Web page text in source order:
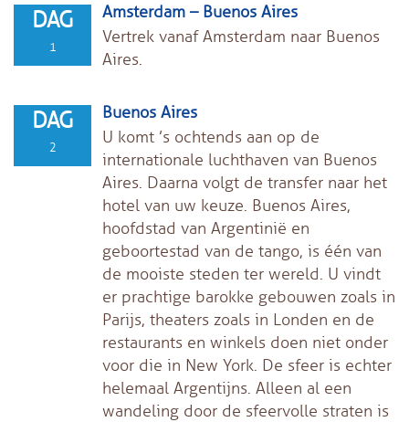
DAG
1
Amsterdam – Buenos Aires
Vertrek vanaf Amsterdam naar Buenos
Aires.
DAG
2
Buenos Aires
U komt ’s ochtends aan op de
internationale luchthaven van Buenos
Aires. Daarna volgt de transfer naar het
hotel van uw keuze. Buenos Aires,
hoofdstad van Argentinië en
geboortestad van de tango, is één van
de mooiste steden ter wereld. U vindt
er prachtige barokke gebouwen zoals in
Parijs, theaters zoals in Londen en de
restaurants en winkels doen niet onder
voor die in New York. De sfeer is echter
helemaal Argentijns. Alleen al een
wandeling door de sfeervolle straten is